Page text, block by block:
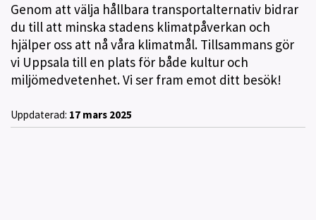
Genom att välja hållbara transportalternativ bidrar
du till att minska stadens klimatpåverkan och
hjälper oss att nå våra klimatmål. Tillsammans gör
vi Uppsala till en plats för både kultur och
miljömedvetenhet. Vi ser fram emot ditt besök!
Uppdaterad: 17 mars 2025